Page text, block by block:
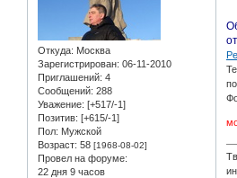
Откуда: Москва
Зарегистрирован: 06-11-2010
Приглашений: 4
Сообщений: 288
Уважение: [+517/-1]
Позитив: [+615/-1]
Пол: Мужской
Возраст: 58 [1968-08-02]
Провел на форуме:
22 дня 9 часов